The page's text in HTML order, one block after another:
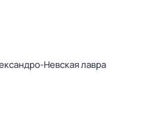
Невская лавра